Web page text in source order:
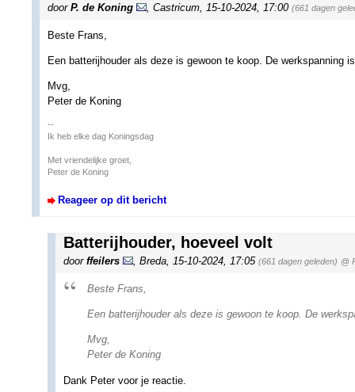
door P. de Koning Castricum 15-10-2024, 17:00 (661 dagen
Beste Frans,
Een batterijhouder als deze is gewoon te koop. De werkspanning
Mvg,
Peter de Koning
--
Ik heb elke dag Koningsdag
Met vriendelijke groet,
Peter de Koning
Reageer op dit bericht
Batterijhouder, hoeveel volt
door ffeilers , Breda, 15-10-2024, 17:05 (661 dagen geleden) @
Beste Frans,
Een batterijhouder als deze is gewoon te koop. De
Mvg,
Peter de Koning
Dank Peter voor je reactie.